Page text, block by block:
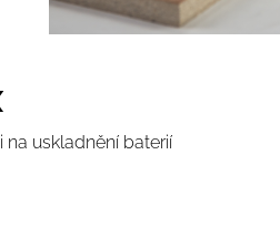
uskladnění baterií